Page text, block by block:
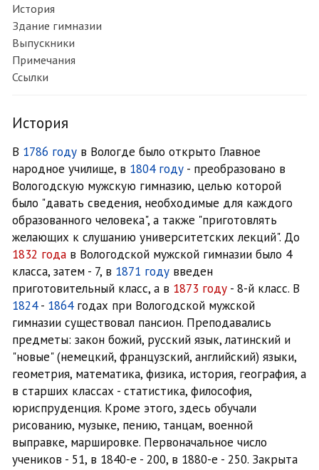
История
Здание гимназии
Выпускники
Примечания
Ссылки
История
В 1786 году в Вологде было открыто Главное
народное училище, в 1804 году - преобразовано в
Вологодскую мужскую гимназию, целью которой
было "давать сведения, необходимые для каждого
образованного человека", а также "приготовлять
желающих к слушанию университетских лекций". До
1832 года в Вологодской мужской гимназии было 4
класса, затем - 7, в 1871 году введен
приготовительный класс, а в 1873 году - 8-й класс. В
1824- 1864годах при Вологодской мужской
гимназии существовал пансион. Преподавались
предметы: закон божий, русский язык, латинский и
"новые" (немецкий, французский, английский) языки,
геометрия, математика, физика, история, география, а
в старших классах - статистика, философия,
юриспруденция. Кроме этого, здесь обучали
рисованию, музыке, пению, танцам, военной
выправке, маршировке. Первоначальное число
учеников - 51, в 1840-е - 200, в 1880-е - 250. Закрыта